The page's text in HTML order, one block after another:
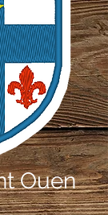
Ouen